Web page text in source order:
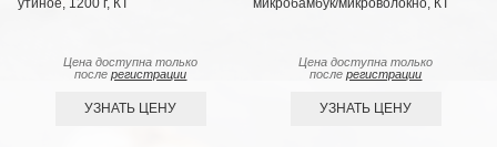
утиное, 1200 г, КТ
Цена доступна только
послерегистрации
УЗНАТЬ ЦЕНУ
микробамбук/микроволокно, КТ
Цена доступна только
послерегистрации
УЗНАТЬ ЦЕНУ